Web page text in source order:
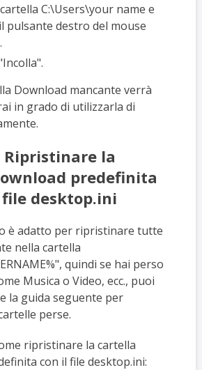
C:\Users\your name e
pulsante destro del mouse
Download mancante verrà
in grado di utilizzarla di
Ripristinare la
predefinita
desktop.ini
è adatto per ripristinare tutte
nella cartella
quindi se hai perso
Musica o Video, ecc., puoi
la guida seguente per
perse.
ripristinare la cartella
con il file desktop.ini: